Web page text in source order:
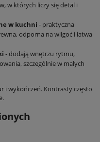
w których liczy się detal i
w kuchni - praktyczna
odporna na wilgoć i łatwa
- dodają wnętrzu rytmu,
szczególnie w małych
i wykończeń. Kontrasty często